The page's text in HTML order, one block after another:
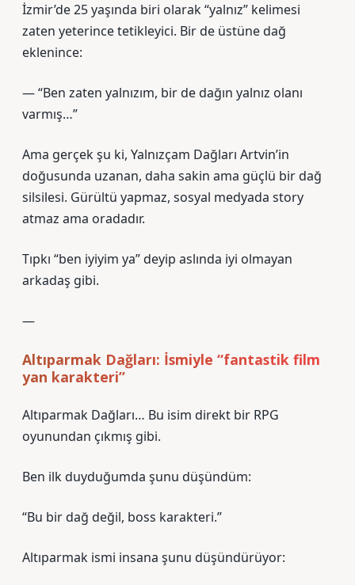
İzmir’de 25 yaşında biri olarak “yalnız” kelimesi
zaten yeterince tetikleyici. Bir de üstüne dağ
eklenince:
— “Ben zaten yalnızım, bir de dağın yalnız olanı
varmış…”
Ama gerçek şu ki, Yalnızçam Dağları Artvin’in
doğusunda uzanan, daha sakin ama güçlü bir dağ
silsilesi. Gürültü yapmaz, sosyal medyada story
atmaz ama oradadır.
Tıpkı “ben iyiyim ya” deyip aslında iyi olmayan
arkadaş gibi.
—
Altıparmak Dağları: İsmiyle “fantastik film
yan karakteri”
Altıparmak Dağları… Bu isim direkt bir RPG
oyunundan çıkmış gibi.
Ben ilk duyduğumda şunu düşündüm:
“Bu bir dağ değil, boss karakteri.”
Altıparmak ismi insana şunu düşündürüyor: